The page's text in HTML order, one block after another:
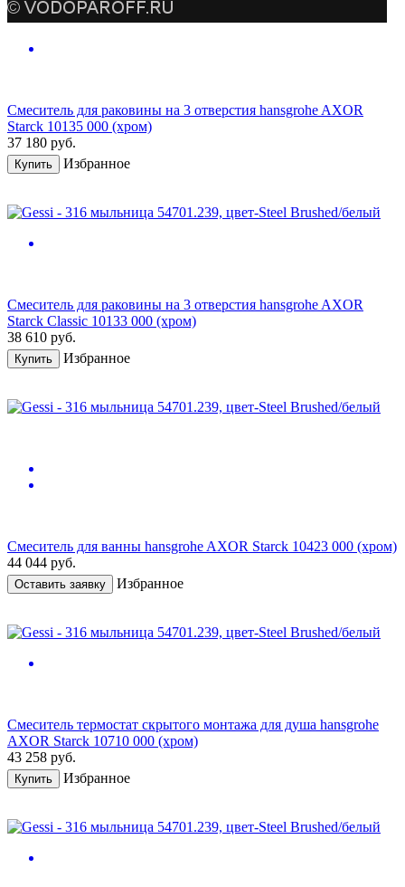
Смеситель для раковины на 3 отверстия hansgrohe AXOR
Starck 10135 000 (хром)
37 180 руб.
Купить Избранное
Смеситель для раковины на 3 отверстия hansgrohe AXOR
Starck Classic 10133 000 (хром)
38 610 руб.
Купить Избранное
Смеситель для ванны hansgrohe AXOR Starck 10423 000 (хром)
44 044 руб.
Оставить заявку Избранное
Смеситель термостат скрытого монтажа для душа hansgrohe
AXOR Starck 10710 000 (хром)
43 258 руб.
Купить Избранное